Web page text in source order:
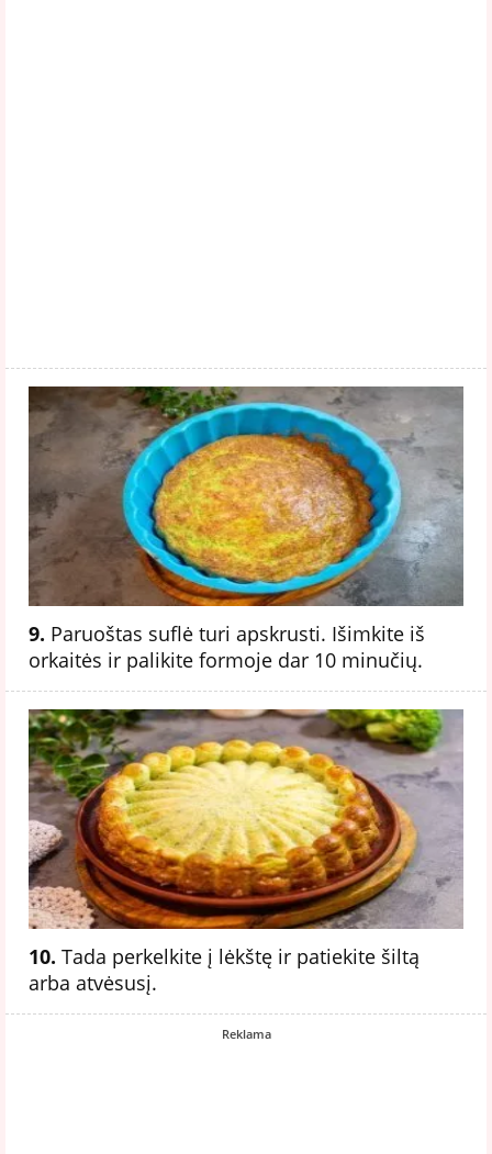
9. Paruoštas suflė turi apskrusti. Išimkite iš
orkaitės ir palikite formoje dar 10 minučių.
10. Tada perkelkite į lėkštę ir patiekite šiltą
arba atvėsusį.
Reklama